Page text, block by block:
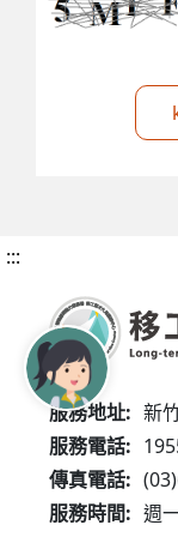
:::
服務地址: 新
服務電話:
傳真電話:
服務時間: 週